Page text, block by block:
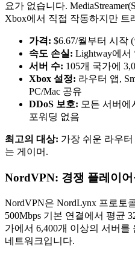
요가 없습니다.
Xbox에서 직접 작동하지만 트
가격: $6.67/월부터 시작
속도 손실: Lightway에서
서버 수: 105개 국가에
Xbox 설정: 라우터 앱,
PC/Mac 공유
DDoS 보호: 모든 서버에
포워딩 없음
최고의 대상: 가장 쉬운 라우
는 게이머.
NordVPN: 경쟁 플레이
NordVPN은 NordLynx 프로토
500Mbps 기본 연결에서 평균
가에서 6,400개 이상의 서버
네트워크입니다.